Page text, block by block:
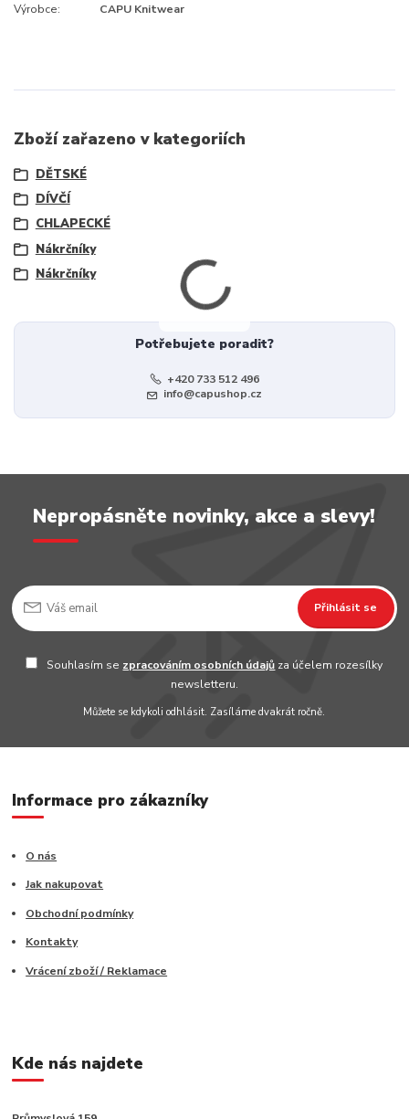
Výrobce: CAPU Knitwear
Zboží zařazeno v kategoriích
DĚTSKÉ
DÍVČÍ
CHLAPECKÉ
Nákrčníky
Nákrčníky
Potřebujete poradit?
+420 733 512 496
info@capushop.cz
Nepropásněte novinky, akce a slevy!
Přihlásit se
Souhlasím se zpracováním osobních údajů za účelem rozesílky
newsletteru.
Můžete se kdykoli odhlásit. Zasíláme dvakrát ročně.
Informace pro zákazníky
O nás
Jak nakupovat
Obchodní podmínky
Kontakty
Vrácení zboží / Reklamace
Kde nás najdete